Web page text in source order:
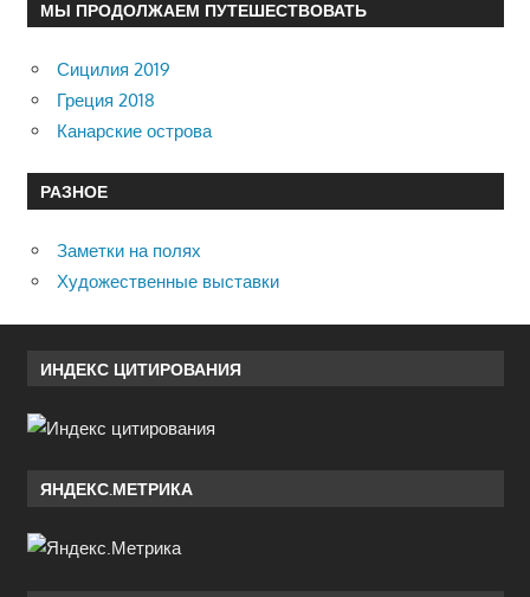
МЫ ПРОДОЛЖАЕМ ПУТЕШЕСТВОВАТЬ
Сицилия 2019
Греция 2018
Канарские острова
РАЗНОЕ
Заметки на полях
Художественные выставки
ИНДЕКС ЦИТИРОВАНИЯ
ЯНДЕКС.МЕТРИКА